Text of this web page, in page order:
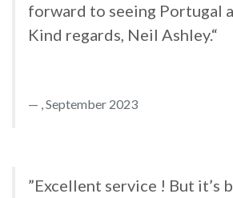
forward to seeing Portugal
Kind regards, Neil Ashley.“
, September 2023
”Excellent service ! But it’s